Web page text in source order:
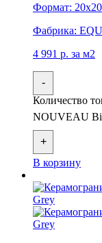
Формат:
Фабрика:
4 991 р. за м2
-
Количество
NOUVEAU
+
В корзину